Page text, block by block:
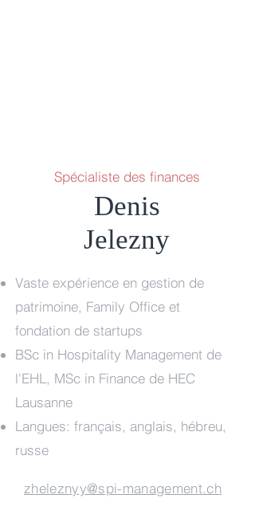
Spécialiste des finances
Denis
Jelezny
Vaste expérience en gestion de
patrimoine, Family Office et
fondation de startups
BSc in Hospitality Management de
l'EHL, MSc in Finance de HEC
Lausanne
Langues: français, anglais, hébreu,
russe
zheleznyy@spi-management.ch